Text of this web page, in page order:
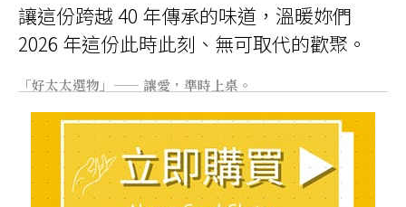
讓這份跨越 40 年傳承的味道，溫暖妳們
2026 年這份此時此刻、無可取代的歡聚。
「好太太選物」—— 讓愛，準時上桌。